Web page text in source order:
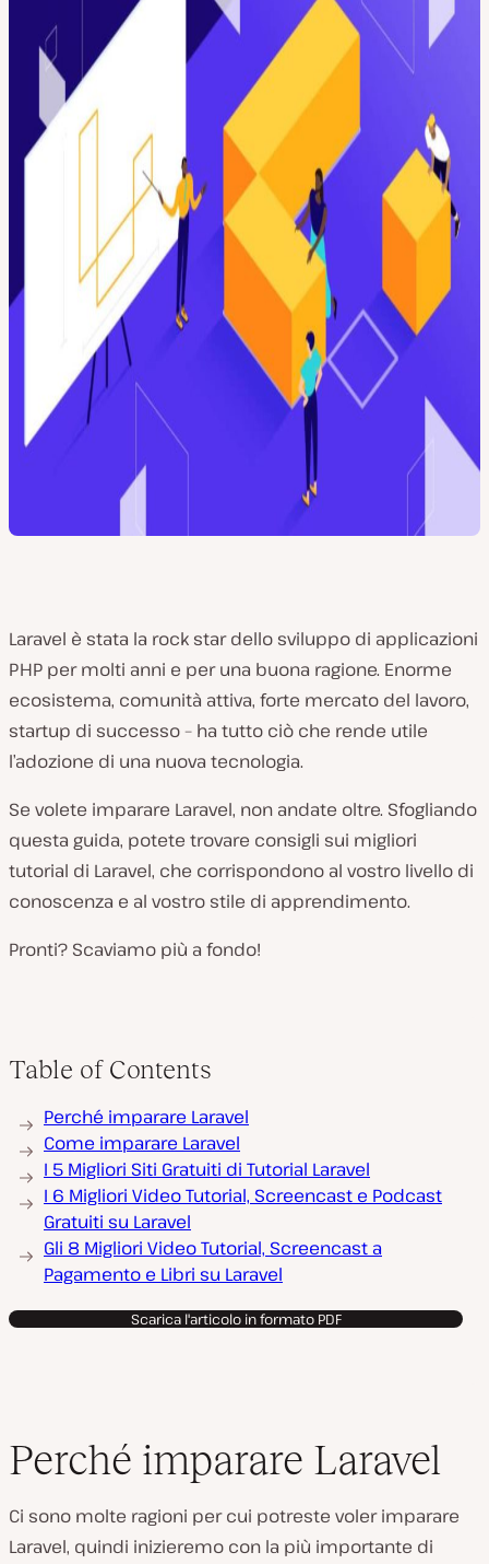
Laravel è stata la rock star dello sviluppo di applicazioni
PHP per molti anni e per una buona ragione. Enorme
ecosistema, comunità attiva, forte mercato del lavoro,
startup di successo – ha tutto ciò che rende utile
l’adozione di una nuova tecnologia.
Se volete imparare Laravel, non andate oltre. Sfogliando
questa guida, potete trovare consigli sui migliori
tutorial di Laravel, che corrispondono al vostro livello di
conoscenza e al vostro stile di apprendimento.
Pronti? Scaviamo più a fondo!
Table of Contents
Perché imparare Laravel
Come imparare Laravel
I 5 Migliori Siti Gratuiti di Tutorial Laravel
I 6 Migliori Video Tutorial, Screencast e Podcast
Gratuiti su Laravel
Gli 8 Migliori Video Tutorial, Screencast a
Pagamento e Libri su Laravel
Scarica l'articolo in formato PDF
Perché imparare Laravel
Ci sono molte ragioni per cui potreste voler imparare
Laravel, quindi inizieremo con la più importante di